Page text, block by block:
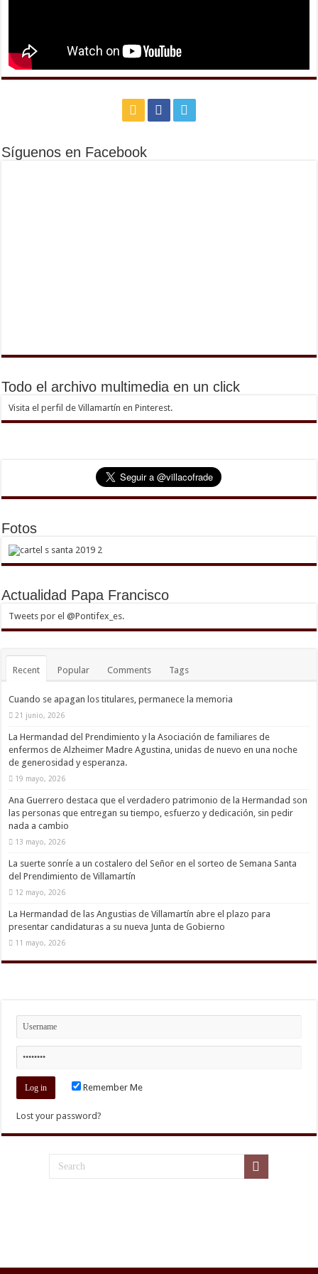
Síguenos en Facebook
Todo el archivo multimedia en un click
Visita el perfil de Villamartín en Pinterest.
Fotos
Actualidad Papa Francisco
Tweets por el @Pontifex_es.
Recent Popular Comments Tags
Cuando se apagan los titulares, permanece la memoria
21 junio, 2026
La Hermandad del Prendimiento y la Asociación de familiares de
enfermos de Alzheimer Madre Agustina, unidas de nuevo en una noche
de generosidad y esperanza.
19 mayo, 2026
Ana Guerrero destaca que el verdadero patrimonio de la Hermandad son
las personas que entregan su tiempo, esfuerzo y dedicación, sin pedir
nada a cambio
13 mayo, 2026
La suerte sonríe a un costalero del Señor en el sorteo de Semana Santa
del Prendimiento de Villamartín
12 mayo, 2026
La Hermandad de las Angustias de Villamartín abre el plazo para
presentar candidaturas a su nueva Junta de Gobierno
11 mayo, 2026
Remember Me
Lost your password?